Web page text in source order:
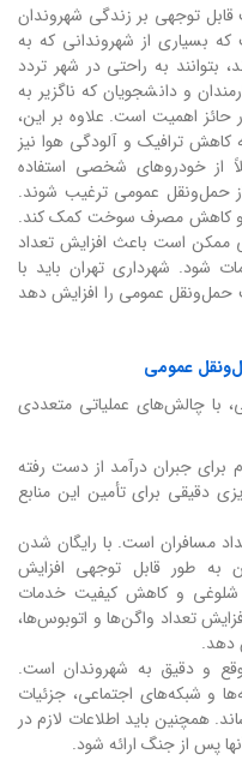
قابل توجهی بر زندگی شهروندان
بسیاری از شهروندانی که به
بتوانند به راحتی در شهر تردد
و دانشجویان که ناگزیر به
حائز اهمیت است. علاوه بر این،
ترافیک و آلودگی هوا نیز
از خودروهای شخصی استفاده
حمل‌ونقل عمومی ترغیب شوند.
و کاهش مصرف سوخت کمک کند.
ممکن است باعث افزایش تعداد
شود. شهرداری تهران باید با
حمل‌ونقل عمومی را افزایش دهد
عمومی
با چالش‌های عملیاتی متعددی
برای جبران درآمد از دست رفته
دقیقی برای تأمین این منابع
مسافران است. با رایگان شدن
به طور قابل توجهی افزایش
شلوغی و کاهش کیفیت خدمات
تعداد واگن‌ها و اتوبوس‌ها،
دهد.
و دقیق به شهروندان است.
و شبکه‌های اجتماعی، جزئیات
همچنین باید اطلاعات لازم در
پس از جنگ ارائه شود.